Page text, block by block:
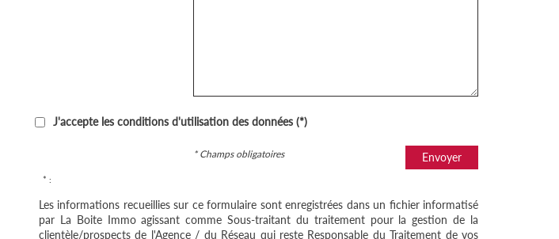
J'accepte les conditions d'utilisation des données (*)
Envoyer
* Champs obligatoires
* :
Les informations recueillies sur ce formulaire sont enregistrées dans un fichier informatisé
par La Boite Immo agissant comme Sous-traitant du traitement pour la gestion de la
clientèle/prospects de l'Agence / du Réseau qui reste Responsable du Traitement de vos